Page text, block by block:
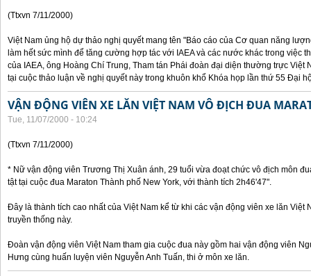
(Ttxvn 7/11/2000)
Việt Nam ủng hộ dự thảo nghị quyết mang tên "Báo cáo của Cơ quan năng
làm hết sức mình để tăng cường hợp tác với IAEA và các nước khác trong việc
của IAEA, ông Hoàng Chí Trung, Tham tán Phái đoàn đại diện thường trực Việt
tại cuộc thảo luận về nghị quyết này trong khuôn khổ Khóa họp lần thứ 55 Đại
VẬN ĐỘNG VIÊN XE LĂN VIỆT NAM VÔ ĐỊCH ĐUA
Tue, 11/07/2000 - 10:24
(Ttxvn 7/11/2000)
* Nữ vận động viên Trương Thị Xuân ánh, 29 tuổi vừa đoạt chức vô địch môn
tật tại cuộc đua Maraton Thành phố New York, với thành tích 2h46'47".
Đây là thành tích cao nhất của Việt Nam kể từ khi các vận động viên xe lăn Việt
truyền thống này.
Đoàn vận động viên Việt Nam tham gia cuộc đua này gồm hai vận động viên
Hưng cùng huấn luyện viên Nguyễn Anh Tuấn, thi ở môn xe lăn.